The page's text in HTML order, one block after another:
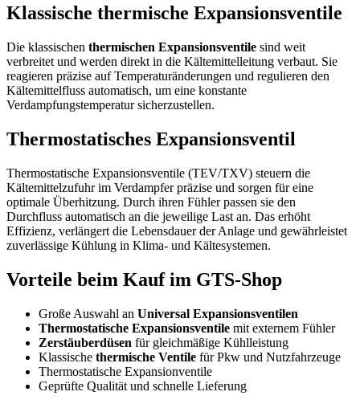
Klassische thermische Expansionsventile
Die klassischen thermischen Expansionsventile sind weit
verbreitet und werden direkt in die Kältemittelleitung verbaut. Sie
reagieren präzise auf Temperaturänderungen und regulieren den
Kältemittelfluss automatisch, um eine konstante
Verdampfungstemperatur sicherzustellen.
Thermostatisches Expansionsventil
Thermostatische Expansionsventile (TEV/TXV) steuern die
Kältemittelzufuhr im Verdampfer präzise und sorgen für eine
optimale Überhitzung. Durch ihren Fühler passen sie den
Durchfluss automatisch an die jeweilige Last an. Das erhöht
Effizienz, verlängert die Lebensdauer der Anlage und gewährleistet
zuverlässige Kühlung in Klima- und Kältesystemen.
Vorteile beim Kauf im GTS-Shop
Große Auswahl an Universal Expansionsventilen
Thermostatische Expansionsventile mit externem Fühler
Zerstäuberdüsen für gleichmäßige Kühlleistung
Klassische thermische Ventile für Pkw und Nutzfahrzeuge
Thermostatische Expansionventile
Geprüfte Qualität und schnelle Lieferung